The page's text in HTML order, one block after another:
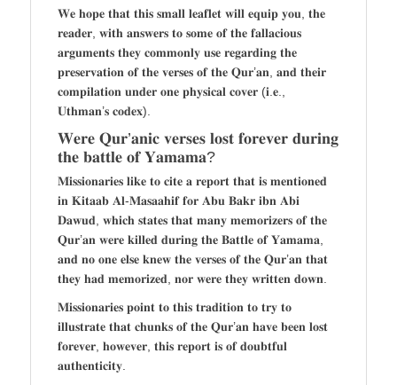
𝐖𝐞 𝐡𝐨𝐩𝐞 𝐭𝐡𝐚𝐭 𝐭𝐡𝐢𝐬 𝐬𝐦𝐚𝐥𝐥 𝐥𝐞𝐚𝐟𝐥𝐞𝐭 𝐰𝐢𝐥𝐥 𝐞𝐪𝐮𝐢𝐩 𝐲𝐨𝐮, 𝐭𝐡𝐞
𝐫𝐞𝐚𝐝𝐞𝐫, 𝐰𝐢𝐭𝐡 𝐚𝐧𝐬𝐰𝐞𝐫𝐬 𝐭𝐨 𝐬𝐨𝐦𝐞 𝐨𝐟 𝐭𝐡𝐞 𝐟𝐚𝐥𝐥𝐚𝐜𝐢𝐨𝐮𝐬
𝐚𝐫𝐠𝐮𝐦𝐞𝐧𝐭𝐬 𝐭𝐡𝐞𝐲 𝐜𝐨𝐦𝐦𝐨𝐧𝐥𝐲 𝐮𝐬𝐞 𝐫𝐞𝐠𝐚𝐫𝐝𝐢𝐧𝐠 𝐭𝐡𝐞
𝐩𝐫𝐞𝐬𝐞𝐫𝐯𝐚𝐭𝐢𝐨𝐧 𝐨𝐟 𝐭𝐡𝐞 𝐯𝐞𝐫𝐬𝐞𝐬 𝐨𝐟 𝐭𝐡𝐞 𝐐𝐮𝐫’𝐚𝐧, 𝐚𝐧𝐝 𝐭𝐡𝐞𝐢𝐫
𝐜𝐨𝐦𝐩𝐢𝐥𝐚𝐭𝐢𝐨𝐧 𝐮𝐧𝐝𝐞𝐫 𝐨𝐧𝐞 𝐩𝐡𝐲𝐬𝐢𝐜𝐚𝐥 𝐜𝐨𝐯𝐞𝐫 (𝐢.𝐞.,
𝐔𝐭𝐡𝐦𝐚𝐧’𝐬 𝐜𝐨𝐝𝐞𝐱).
𝐖𝐞𝐫𝐞 𝐐𝐮𝐫’𝐚𝐧𝐢𝐜 𝐯𝐞𝐫𝐬𝐞𝐬 𝐥𝐨𝐬𝐭 𝐟𝐨𝐫𝐞𝐯𝐞𝐫 𝐝𝐮𝐫𝐢𝐧𝐠
𝐭𝐡𝐞 𝐛𝐚𝐭𝐭𝐥𝐞 𝐨𝐟 𝐘𝐚𝐦𝐚𝐦𝐚?
𝐌𝐢𝐬𝐬𝐢𝐨𝐧𝐚𝐫𝐢𝐞𝐬 𝐥𝐢𝐤𝐞 𝐭𝐨 𝐜𝐢𝐭𝐞 𝐚 𝐫𝐞𝐩𝐨𝐫𝐭 𝐭𝐡𝐚𝐭 𝐢𝐬 𝐦𝐞𝐧𝐭𝐢𝐨𝐧𝐞𝐝
𝐢𝐧 𝐊𝐢𝐭𝐚𝐚𝐛 𝐀𝐥-𝐌𝐚𝐬𝐚𝐚𝐡𝐢𝐟 𝐟𝐨𝐫 𝐀𝐛𝐮 𝐁𝐚𝐤𝐫 𝐢𝐛𝐧 𝐀𝐛𝐢
𝐃𝐚𝐰𝐮𝐝, 𝐰𝐡𝐢𝐜𝐡 𝐬𝐭𝐚𝐭𝐞𝐬 𝐭𝐡𝐚𝐭 𝐦𝐚𝐧𝐲 𝐦𝐞𝐦𝐨𝐫𝐢𝐳𝐞𝐫𝐬 𝐨𝐟 𝐭𝐡𝐞
𝐐𝐮𝐫’𝐚𝐧 𝐰𝐞𝐫𝐞 𝐤𝐢𝐥𝐥𝐞𝐝 𝐝𝐮𝐫𝐢𝐧𝐠 𝐭𝐡𝐞 𝐁𝐚𝐭𝐭𝐥𝐞 𝐨𝐟 𝐘𝐚𝐦𝐚𝐦𝐚,
𝐚𝐧𝐝 𝐧𝐨 𝐨𝐧𝐞 𝐞𝐥𝐬𝐞 𝐤𝐧𝐞𝐰 𝐭𝐡𝐞 𝐯𝐞𝐫𝐬𝐞𝐬 𝐨𝐟 𝐭𝐡𝐞 𝐐𝐮𝐫’𝐚𝐧 𝐭𝐡𝐚𝐭
𝐭𝐡𝐞𝐲 𝐡𝐚𝐝 𝐦𝐞𝐦𝐨𝐫𝐢𝐳𝐞𝐝, 𝐧𝐨𝐫 𝐰𝐞𝐫𝐞 𝐭𝐡𝐞𝐲 𝐰𝐫𝐢𝐭𝐭𝐞𝐧 𝐝𝐨𝐰𝐧.
𝐌𝐢𝐬𝐬𝐢𝐨𝐧𝐚𝐫𝐢𝐞𝐬 𝐩𝐨𝐢𝐧𝐭 𝐭𝐨 𝐭𝐡𝐢𝐬 𝐭𝐫𝐚𝐝𝐢𝐭𝐢𝐨𝐧 𝐭𝐨 𝐭𝐫𝐲 𝐭𝐨
𝐢𝐥𝐥𝐮𝐬𝐭𝐫𝐚𝐭𝐞 𝐭𝐡𝐚𝐭 𝐜𝐡𝐮𝐧𝐤𝐬 𝐨𝐟 𝐭𝐡𝐞 𝐐𝐮𝐫’𝐚𝐧 𝐡𝐚𝐯𝐞 𝐛𝐞𝐞𝐧 𝐥𝐨𝐬𝐭
𝐟𝐨𝐫𝐞𝐯𝐞𝐫, 𝐡𝐨𝐰𝐞𝐯𝐞𝐫, 𝐭𝐡𝐢𝐬 𝐫𝐞𝐩𝐨𝐫𝐭 𝐢𝐬 𝐨𝐟 𝐝𝐨𝐮𝐛𝐭𝐟𝐮𝐥
𝐚𝐮𝐭𝐡𝐞𝐧𝐭𝐢𝐜𝐢𝐭𝐲.